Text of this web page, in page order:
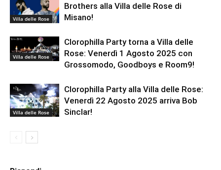
Villa delle Rose
Brothers alla Villa delle Rose di
Misano!
Villa delle Rose
Clorophilla Party torna a Villa delle
Rose: Venerdì 1 Agosto 2025 con
Grossomodo, Goodboys e Room9!
Villa delle Rose
Clorophilla Party alla Villa delle Rose:
Venerdì 22 Agosto 2025 arriva Bob
Sinclar!